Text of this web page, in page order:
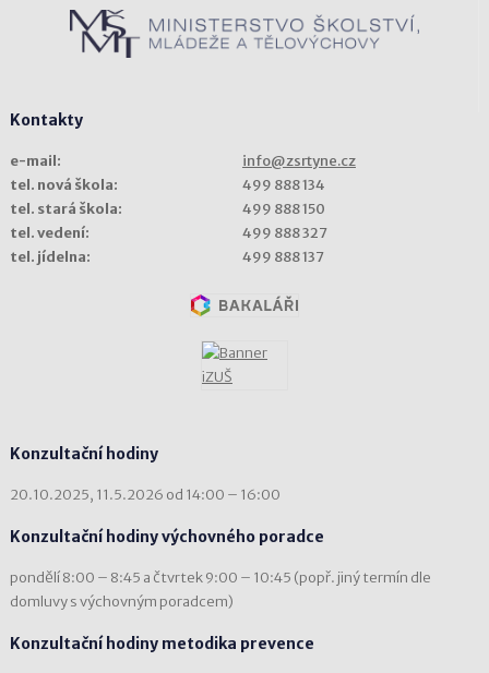
Kontakty
e-mail:
info@zsrtyne.cz
tel. nová škola:
499 888 134
tel. stará škola:
499 888 150
tel. vedení:
499 888 327
tel. jídelna:
499 888 137
Konzultační hodiny
20.10.2025, 11.5.2026 od 14:00 – 16:00
Konzultační hodiny výchovného poradce
pondělí 8:00 – 8:45 a čtvrtek 9:00 – 10:45 (popř. jiný termín dle
domluvy s výchovným poradcem)
Konzultační hodiny metodika prevence